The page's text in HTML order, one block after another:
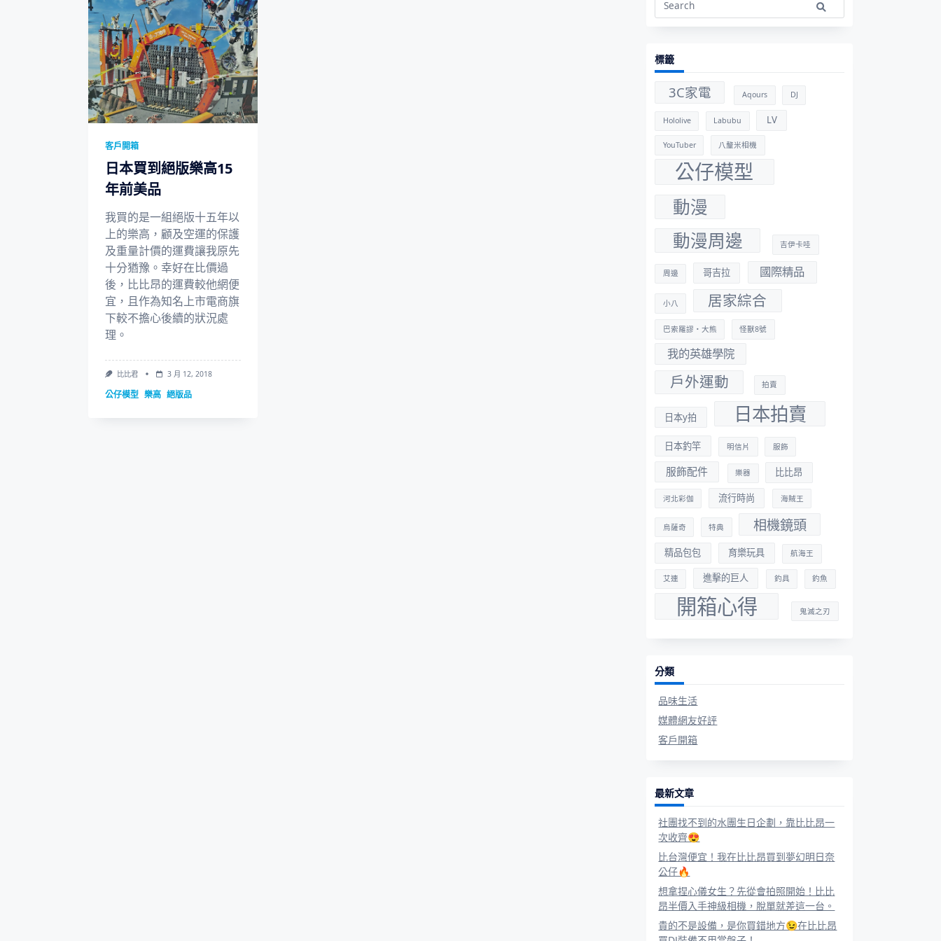
客戶開箱
日本買到絕版樂高15
年前美品
我買的是一組絕版十五年以
上的樂高，顧及空運的保護
及重量計價的運費讓我原先
十分猶豫。幸好在比價過
後，比比昂的運費較他網便
宜，且作為知名上市電商旗
下較不擔心後續的狀況處
理。
比比君 3 月 12, 2018
公仔模型 樂高 絕版品
Search
標籤
3C家電 Aqours DJ
Hololive Labubu LV
YouTuber 八釐米相機
公仔模型
動漫
動漫周邊
吉伊卡哇
周邊 哥吉拉 國際精品
小八 居家綜合
巴索羅謬・大熊 怪獸8號
我的英雄學院
戶外運動 拍賣
日本y拍 日本拍賣
日本釣竿 明信片 服飾
服飾配件 樂器 比比昂
河北彩伽 流行時尚 海賊王
烏薩奇 特典 相機鏡頭
精品包包 育樂玩具 航海王
艾連 進擊的巨人 釣具 釣魚
開箱心得 鬼滅之刃
分類
品味生活
媒體網友好評
客戶開箱
最新文章
社團找不到的水團生日企劃，靠比比昂一
次收齊😍
比台灣便宜！我在比比昂買到夢幻明日奈
公仔🔥
想拿捏心儀女生？先從會拍照開始！比比
昂半價入手神級相機，脫單就差這一台。
貴的不是設備，是你買錯地方😉在比比昂